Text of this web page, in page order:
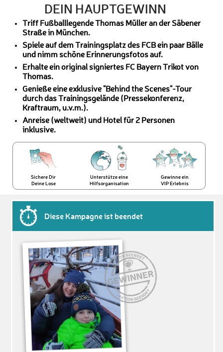
DEIN HAUPTGEWINN
Triff Fußballlegende Thomas Müller an der Säbener
Straße in München.
Spiele auf dem Trainingsplatz des FCB ein paar Bälle
und nimm schöne Erinnerungsfotos auf.
Erhalte ein original signiertes FC Bayern Trikot von
Thomas.
Genieße eine exklusive "Behind the Scenes"-Tour
durch das Trainingsgelände (Pressekonferenz,
Kraftraum, u.v.m.).
Anreise (weltweit) und Hotel für 2 Personen
inklusive.
Sichere Dir
Deine Lose
Unterstütze eine
Hilfsorganisation
Gewinne ein
VIP Erlebnis
Diese Kampagne ist beendet